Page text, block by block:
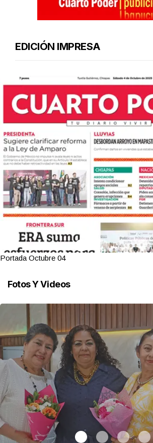
EDICIÓN IMPRESA
Portada Octubre 04
Fotos Y Videos